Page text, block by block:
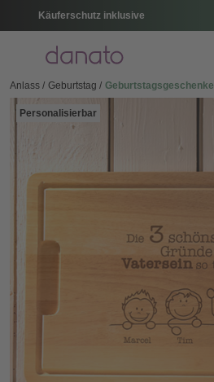
Käuferschutz inklusive
Menü
Anlass Geburtstag Geburtstagsgeschenke
Personalisierbar